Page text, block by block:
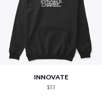
INNOVATE
$33